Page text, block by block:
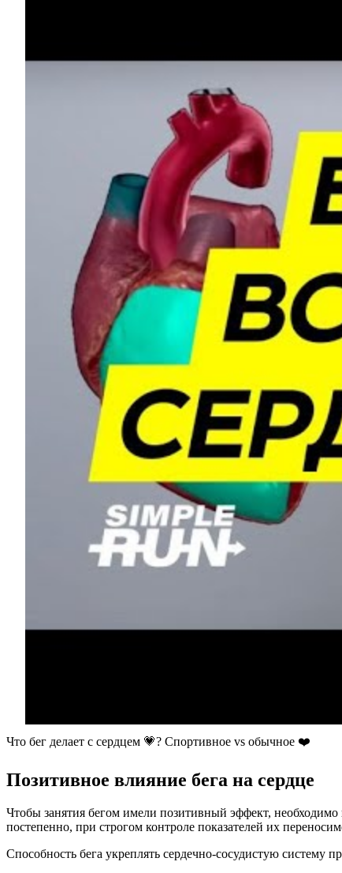
Что бег делает с сердцем 💗? Спортивное vs обычное ❤️
Позитивное влияние бега на сердце
Чтобы занятия бегом имели позитивный эффект,
постепенно, при строгом контроле показателей их
Способность бега укреплять сердечно-сосудистую систему